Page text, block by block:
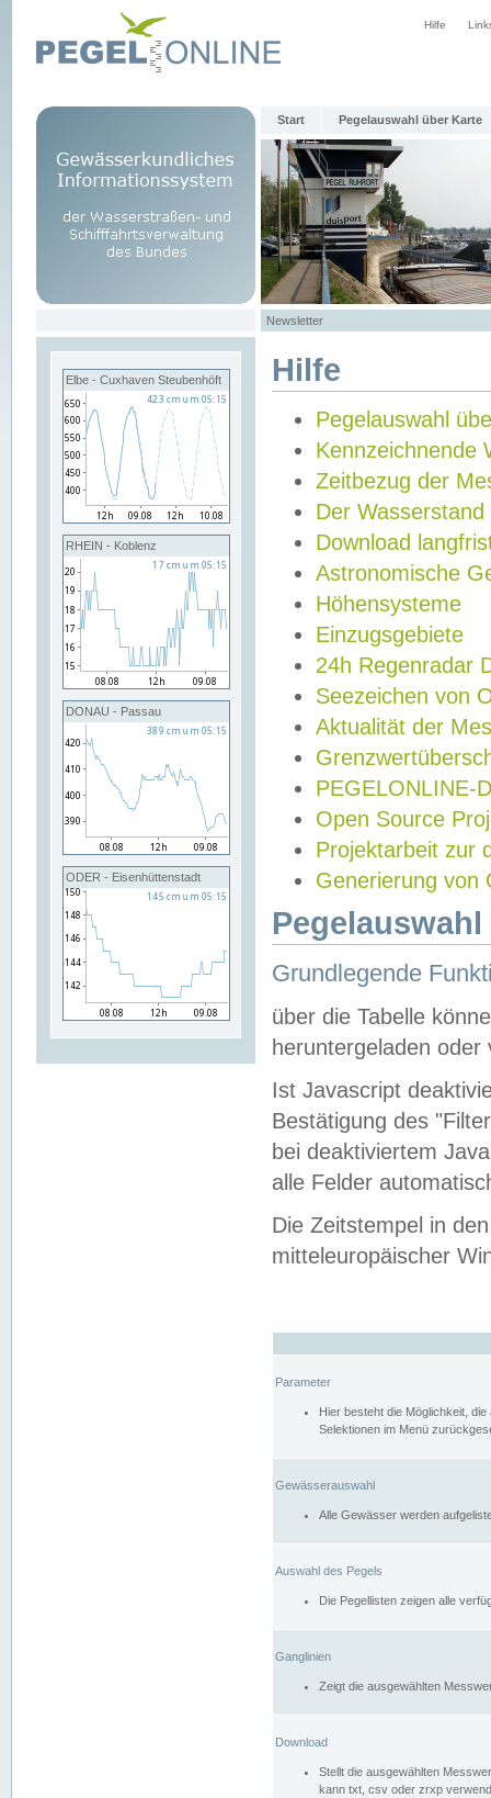
Hilfe
Start Pegelauswahl über Karte
Newsletter
Elbe - Cuxhaven Steubenhöft
RHEIN - Koblenz
DONAU - Passau
ODER - Eisenhüttenstadt
Hilfe
Pegelauswahl
Kennzeichnende
Zeitbezug der
Der Wasserstand
Download
Astronomische
Höhensysteme
Einzugsgebiete
24h Regenradar
Seezeichen von
Aktualität der
PEGELONLINE-
Open Source
Projektarbeit zur
Generierung von
Grundlegende
über die Tabelle
heruntergeladen oder
Ist Javascript
Bestätigung des
bei deaktiviertem
alle Felder
Die Zeitstempel in
mitteleuropäischer
Parameter
Hier besteht die Möglichkeit,
Selektionen im Menü
Gewässerauswahl
Alle Gewässer werden
Auswahl des Pegels
Die Pegellisten zeigen alle
Ganglinien
Zeigt die ausgewählten
Download
Stellt die ausgewählten
kann txt, csv oder zrxp